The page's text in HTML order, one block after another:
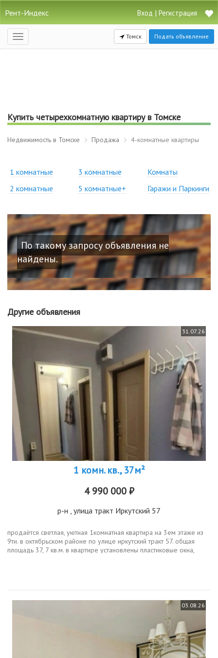
Рент-Индекс Вход | Регистрация
Открыть
навигацию
Томск Подать объявление
Купить четырехкомнатную квартиру в Томске
Недвижимость в Томске Продажа 4-комнатные квартиры
1 комнатные
2 комнатные
3 комнатные
5 комнатные+
Комнаты
Гаражи и Паркинги
По такому запросу объявления не
найдены.
Другие объявления
31.07.26
1 комн. кв., 37м²
4 990 000 ₽
р-н , улица тракт Иркутский 57
продаётся светлая, уютная 1комнатная квартира на 3ем этаже из
9ти. в октябрьском районе по улице иркутский тракт 57. общая
площадь 37, 7 кв.м. в квартире установлены пластиковые окна,
03.08.26